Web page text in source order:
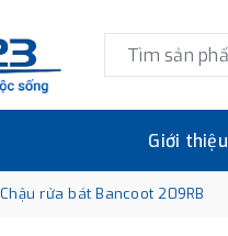
Giới thiệu
Chậu rửa bát Bancoot 209RB